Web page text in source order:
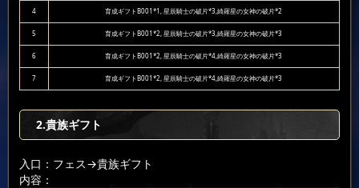
4 育成ギフトB001*1, 星辰騎士の破片*3,綺羅星の女神の破片*2
5 育成ギフトB001*2, 星辰騎士の破片*3,綺羅星の女神の破片*3
6 育成ギフトB001*2, 星辰騎士の破片*4,綺羅星の女神の破片*3
7 育成ギフトB001*2, 星辰騎士の破片*4,綺羅星の女神の破片*3
2.貴族ギフト
入口：フェス→貴族ギフト
内容：